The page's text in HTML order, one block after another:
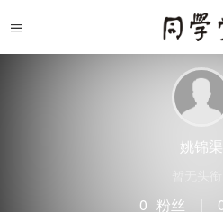
姚锦渠
0 粉丝